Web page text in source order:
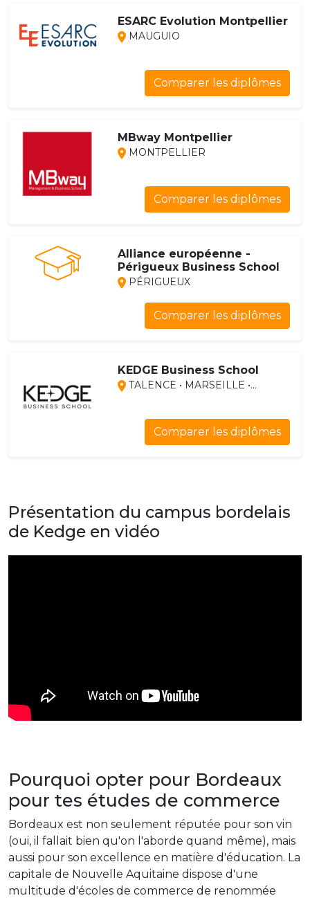
ESARC Evolution Montpellier
MAUGUIO
Comparer les diplômes
MBway Montpellier
MONTPELLIER
Comparer les diplômes
Alliance européenne -
Périgueux Business School
PÉRIGUEUX
Comparer les diplômes
KEDGE Business School
TALENCE • MARSEILLE •...
Comparer les diplômes
Présentation du campus bordelais
de Kedge en vidéo
Pourquoi opter pour Bordeaux
pour tes études de commerce
Bordeaux est non seulement réputée pour son vin
(oui, il fallait bien qu'on l'aborde quand même), mais
aussi pour son excellence en matière d'éducation. La
capitale de Nouvelle Aquitaine dispose d'une
multitude d'écoles de commerce de renommée